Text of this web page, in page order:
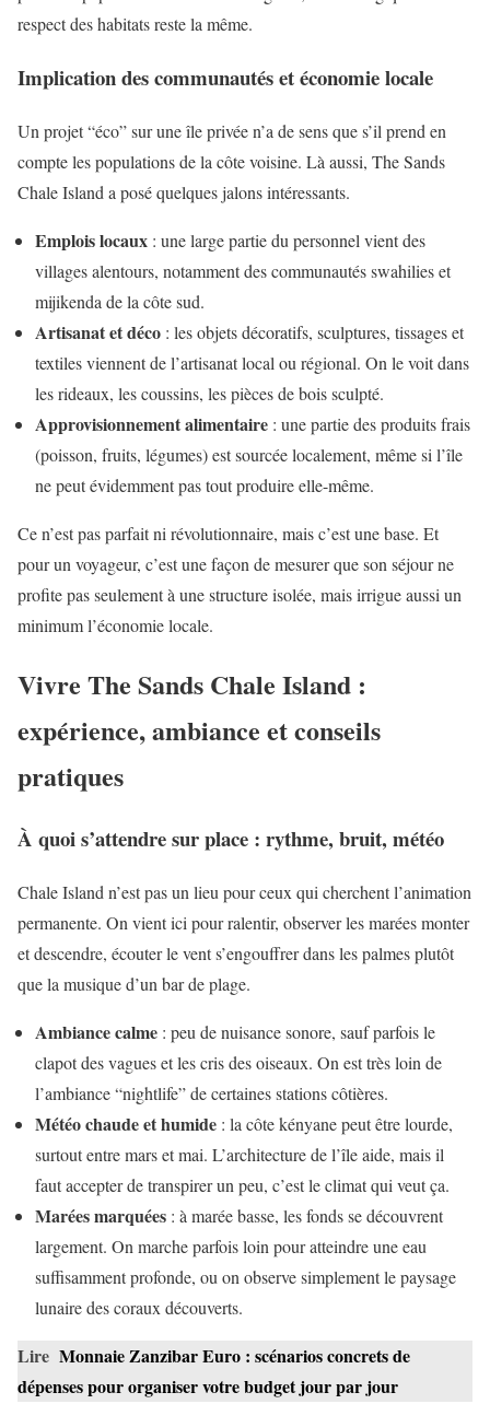
respect des habitats reste la même.
Implication des communautés et économie locale
Un projet “éco” sur une île privée n’a de sens que s’il prend en
compte les populations de la côte voisine. Là aussi, The Sands
Chale Island a posé quelques jalons intéressants.
Emplois locaux : une large partie du personnel vient des
villages alentours, notamment des communautés swahilies et
mijikenda de la côte sud.
Artisanat et déco : les objets décoratifs, sculptures, tissages et
textiles viennent de l’artisanat local ou régional. On le voit dans
les rideaux, les coussins, les pièces de bois sculpté.
Approvisionnement alimentaire : une partie des produits frais
(poisson, fruits, légumes) est sourcée localement, même si l’île
ne peut évidemment pas tout produire elle-même.
Ce n’est pas parfait ni révolutionnaire, mais c’est une base. Et
pour un voyageur, c’est une façon de mesurer que son séjour ne
profite pas seulement à une structure isolée, mais irrigue aussi un
minimum l’économie locale.
Vivre The Sands Chale Island :
expérience, ambiance et conseils
pratiques
À quoi s’attendre sur place : rythme, bruit, météo
Chale Island n’est pas un lieu pour ceux qui cherchent l’animation
permanente. On vient ici pour ralentir, observer les marées monter
et descendre, écouter le vent s’engouffrer dans les palmes plutôt
que la musique d’un bar de plage.
Ambiance calme : peu de nuisance sonore, sauf parfois le
clapot des vagues et les cris des oiseaux. On est très loin de
l’ambiance “nightlife” de certaines stations côtières.
Météo chaude et humide : la côte kényane peut être lourde,
surtout entre mars et mai. L’architecture de l’île aide, mais il
faut accepter de transpirer un peu, c’est le climat qui veut ça.
Marées marquées : à marée basse, les fonds se découvrent
largement. On marche parfois loin pour atteindre une eau
suffisamment profonde, ou on observe simplement le paysage
lunaire des coraux découverts.
Lire Monnaie Zanzibar Euro : scénarios concrets de
dépenses pour organiser votre budget jour par jour